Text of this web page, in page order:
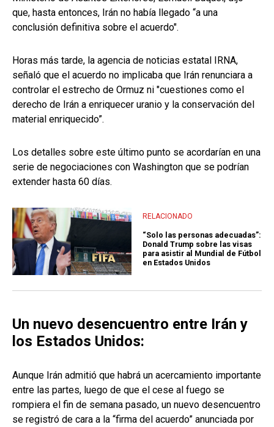
que, hasta entonces, Irán no había llegado “a una
conclusión definitiva sobre el acuerdo".
Horas más tarde, la agencia de noticias estatal IRNA,
señaló que el acuerdo no implicaba que Irán renunciara a
controlar el estrecho de Ormuz ni "cuestiones como el
derecho de Irán a enriquecer uranio y la conservación del
material enriquecido”.
Los detalles sobre este último punto se acordarían en una
serie de negociaciones con Washington que se podrían
extender hasta 60 días.
RELACIONADO
“Solo las personas adecuadas”:
Donald Trump sobre las visas
para asistir al Mundial de Fútbol
en Estados Unidos
Un nuevo desencuentro entre Irán y
los Estados Unidos:
Aunque Irán admitió que habrá un acercamiento importante
entre las partes, luego de que el cese al fuego se
rompiera el fin de semana pasado, un nuevo desencuentro
se registró de cara a la “firma del acuerdo” anunciada por